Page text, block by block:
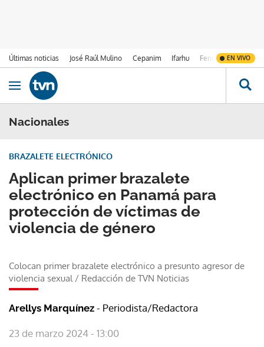
Últimas noticias José Raúl Mulino Cepanim Ifarhu Fenómeno de El
EN VIVO
Ir al contenido
Obrir navegació
Nacionales
Aplican primer brazalete
electrónico en Panamá para
protección de víctimas de
violencia de género
BRAZALETE ELECTRÓNICO
Colocan primer brazalete electrónico a presunto agresor de
violencia sexual/ Redacción de TVN Noticias
Arellys Marquínez - Periodista/Redactora
23 de marzo 2024 - 13:00